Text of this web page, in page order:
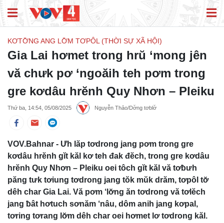
KƠTƠ̆NG ANG LƠ̆M TƠPÔL (THỜI SỰ XÃ HỘI)
Gia Lai hơmet trong hrŭ ‘mong jên
vă chưk pơ ‘ngoăih teh pơm trong
gre kơdâu hrĕnh Quy Nhơn – Pleiku
Thứ ba, 14:54, 05/08/2025 Nguyễn Thảo/Dơ̆ng tơblơ̆
VOV.Bahnar - Ưh lăp tơdrong jang pơm trong gre
kơdâu hrĕnh gĭt kăl kơ teh đak đĕch, trong gre kơdâu
hrĕnh Quy Nhơn – Pleiku oei tôch gĭt kăl vă tơƀưh
păng tưk tơiung tơdrong jang tŏk mŭk drăm, tơpôl tơ̆
dêh char Gia Lai. Vă pơm ‘lơ̆ng ăn tơdrong vă tơlĕch
jang ƀât hơtuch sơnăm ‘nâu, dôm anih jang kơpal,
tơring tơrang lơ̆m dêh char oei hơmet lơ tơdrong kăl.